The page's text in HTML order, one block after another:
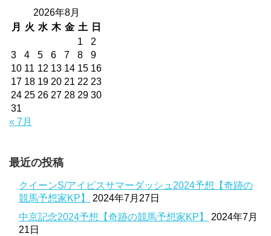
2026年8月
月
火 水 木 金 土
日
1
2
3
4 5 6 7 8
9
10 11 12 13 14 15 16
17 18 19 20 21 22 23
24 25 26 27 28 29 30
31
« 7月
最近の投稿
クイーンS/アイビスサマーダッシュ2024予想【奇跡の
競馬予想家KP】
2024年7月27日
中京記念2024予想【奇跡の競馬予想家KP】
2024年7月
21日